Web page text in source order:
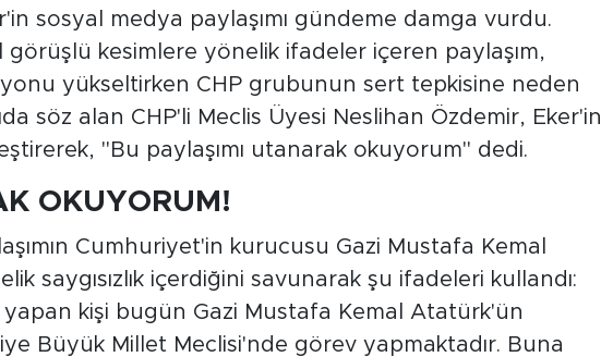
sosyal medya paylaşımı gündeme damga vurdu.
kesimlere yönelik ifadeler içeren paylaşım,
yükseltirken CHP grubunun sert tepkisine neden
söz alan CHP'li Meclis Üyesi Neslihan Özdemir, Eker'in
"Bu paylaşımı utanarak okuyorum" dedi.
OKUYORUM!
Cumhuriyet'in kurucusu Gazi Mustafa Kemal
saygısızlık içerdiğini savunarak şu ifadeleri kullandı:
yapan kişi bugün Gazi Mustafa Kemal Atatürk'ün
Büyük Millet Meclisi'nde görev yapmaktadır. Buna